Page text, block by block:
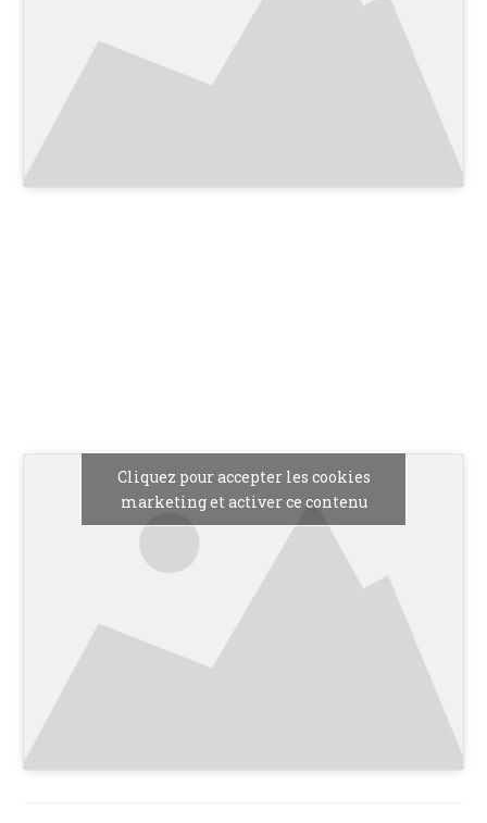
Cliquez pour accepter les cookies
marketing et activer ce contenu